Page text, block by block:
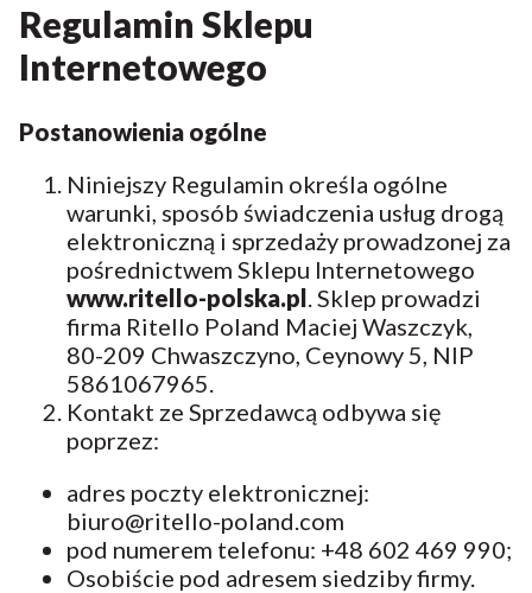
Regulamin Sklepu
Internetowego
Postanowienia ogólne
Niniejszy Regulamin określa ogólne
warunki, sposób świadczenia usług drogą
elektroniczną i sprzedaży prowadzonej za
pośrednictwem Sklepu Internetowego
www.ritello-polska.pl . Sklep prowadzi
firma Ritello Poland Maciej Waszczyk,
80-209 Chwaszczyno, Ceynowy 5, NIP
5861067965.
Kontakt ze Sprzedawcą odbywa się
poprzez:
adres poczty elektronicznej:
biuro@ritello-poland.com
pod numerem telefonu: +48 602 469 990;
Osobiście pod adresem siedziby firmy.